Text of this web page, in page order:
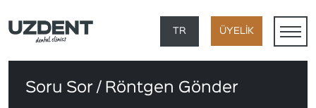
×
ÜYELİK
TR
EN
DE
Soru Sor / Röntgen Gönder